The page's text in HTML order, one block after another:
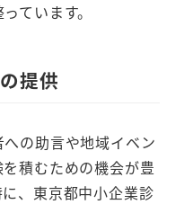
ています。
提供
の助言や地域イベン
積むための機会が豊
、東京都中小企業診